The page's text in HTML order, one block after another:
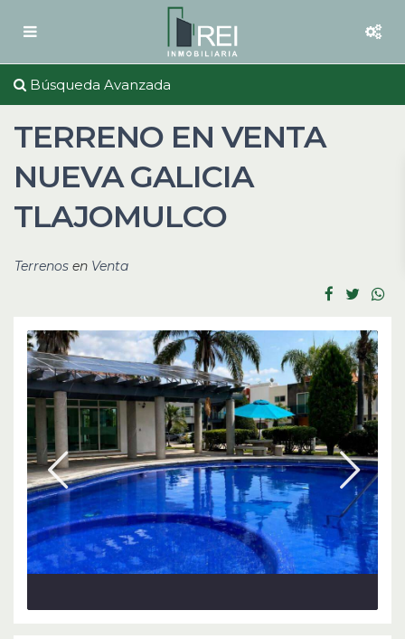
Búsqueda Avanzada
TERRENO EN VENTA
NUEVA GALICIA
TLAJOMULCO
Terrenos en Venta